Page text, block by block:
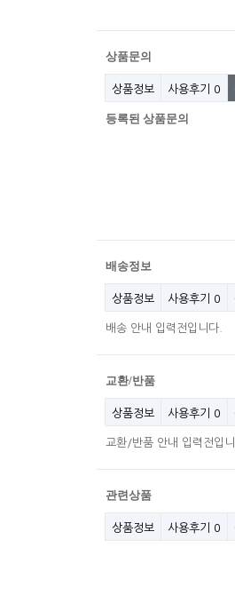
상품문의
상품정보 사용후기 0
등록된 상품문의
배송정보
상품정보 사용후기 0
배송 안내 입력전입니다.
교환/반품
상품정보 사용후기 0
교환/반품 안내 입력전입니
관련상품
상품정보 사용후기 0